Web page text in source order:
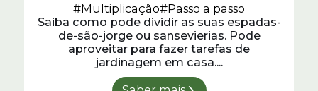
#Multiplicação#Passo a passo
Saiba como pode dividir as suas espadas-
de-são-jorge ou sansevierias. Pode
aproveitar para fazer tarefas de
jardinagem em casa....